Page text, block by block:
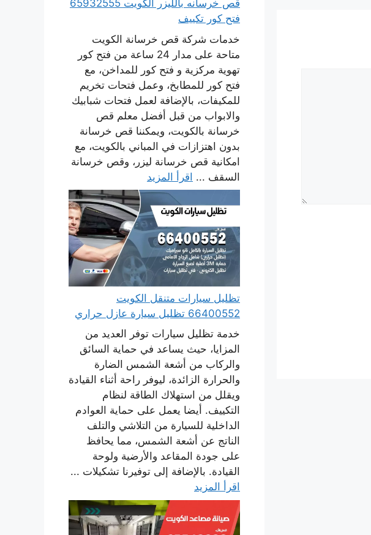
قص خرسانه بالليزر الكويت 65932555
فتح كور تكييف
خدمات شركة قص خرسانة الكويت
متاحة على مدار 24 ساعة من فتح كور
تهوية مركزية و فتح كور للمداخن، مع
فتح كور للمطابخ، وعمل فتحات تخريم
للمكيفات، بالإضافة لعمل فتحات شبابيك
والابواب من قبل أفضل معلم قص
خرسانة بالكويت، ويمكننا قص خرسانة
بدون اهتزازات في المباني بالكويت، مع
امكانية قص خرسانة ليزر، وقص خرسانة
السقف ... اقرأ المزيد
تظليل سيارات متنقل الكويت
66400552 تظليل سيارة عازل حراري
خدمة تظليل سيارات توفر العديد من
المزايا، حيث يساعد في حماية السائق
والركاب من أشعة الشمس الضارة
والحرارة الزائدة، ليوفر راحة أثناء القيادة
ويقلل من استهلاك الطاقة لنظام
التكييف. أيضا يعمل على حماية العوادم
الداخلية للسيارة من التلاشي والتلف
الناتج عن أشعة الشمس، مما يحافظ
على جودة المقاعد والأرضية ولوحة
القيادة. بالإضافة إلى توفيرنا تشكيلات ...
اقرأ المزيد